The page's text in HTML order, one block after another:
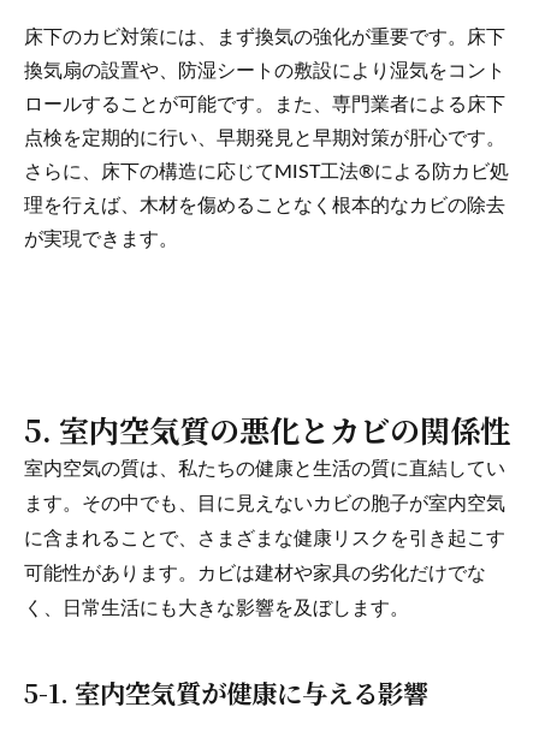
床下のカビ対策には、まず換気の強化が重要です。床下
換気扇の設置や、防湿シートの敷設により湿気をコント
ロールすることが可能です。また、専門業者による床下
点検を定期的に行い、早期発見と早期対策が肝心です。
さらに、床下の構造に応じてMIST工法®による防カビ処
理を行えば、木材を傷めることなく根本的なカビの除去
が実現できます。
5. 室内空気質の悪化とカビの関係性
室内空気の質は、私たちの健康と生活の質に直結してい
ます。その中でも、目に見えないカビの胞子が室内空気
に含まれることで、さまざまな健康リスクを引き起こす
可能性があります。カビは建材や家具の劣化だけでな
く、日常生活にも大きな影響を及ぼします。
5-1. 室内空気質が健康に与える影響